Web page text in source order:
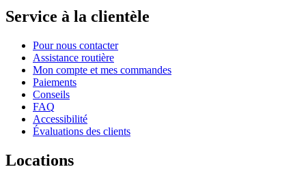
Service à la clientèle
Pour nous contacter
Assistance routière
Mon compte et mes commandes
Paiements
Conseils
FAQ
Accessibilité
Évaluations des clients
Locations